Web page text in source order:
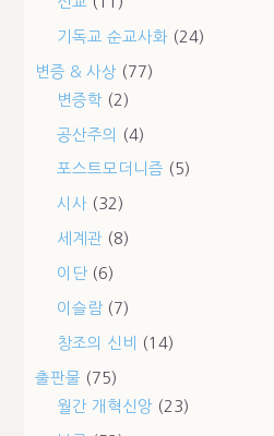
기독교 순교사화 (24)
변증 & 사상 (77)
변증학 (2)
공산주의 (4)
포스트모더니즘 (5)
시사 (32)
세계관 (8)
이단 (6)
이슬람 (7)
창조의 신비 (14)
출판물 (75)
월간 개혁신앙 (23)